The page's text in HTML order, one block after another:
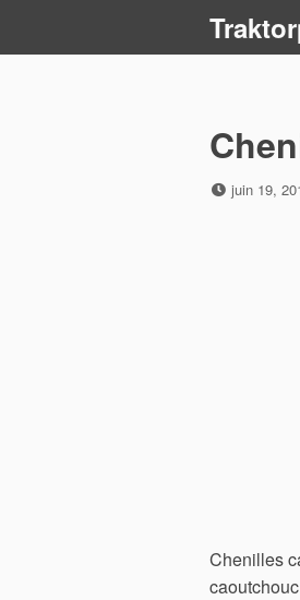
Posted
juin 19,
Chenilles